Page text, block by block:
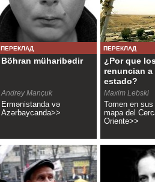
ПЕРЕКЛАД
Böhran müharibədir
Andrey Mançuk
Ermənistanda və
Azərbaycanda>>
ПЕРЕКЛАД
¿Por que
renuncian a
estado?
Maxim Lebski
Tomen en
mapa del
Oriente>>